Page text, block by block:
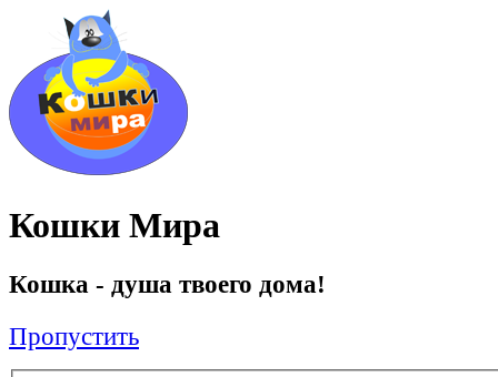
Кошки Мира
Кошка - душа твоего дома!
Пропустить